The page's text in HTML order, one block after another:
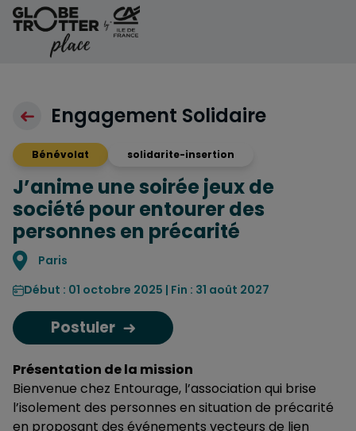
Aller au contenu
Engagement Solidaire
Bénévolat solidarite-insertion
J’anime une soirée jeux de
société pour entourer des
personnes en précarité
Localisation
Paris
Début : 01 octobre 2025 | Fin : 31 août 2027
Postuler
Présentation de la mission
Bienvenue chez Entourage, l’association qui brise
l’isolement des personnes en situation de précarité
en proposant des événements vecteurs de lien